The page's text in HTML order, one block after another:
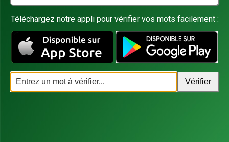
Téléchargez notre appli pour vérifier vos mots facilement :